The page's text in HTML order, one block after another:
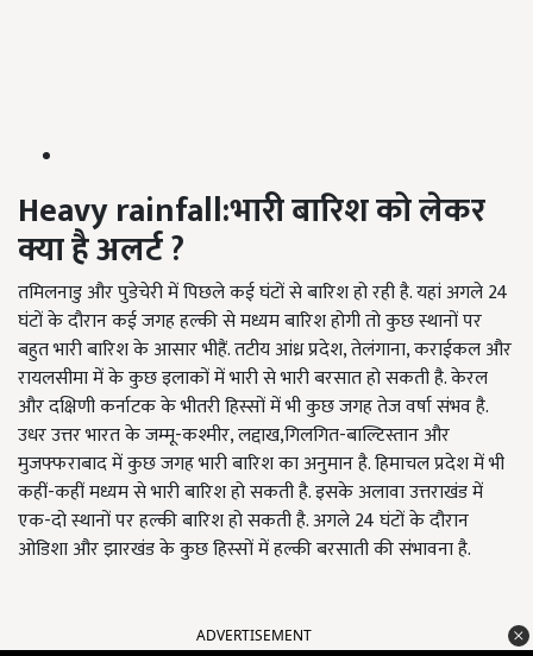
Heavy rainfall:भारी बारिश को लेकर
क्या है अलर्ट?
तमिलनाडु और पुडेचेरी में पिछले कई घंटों से बारिश हो रही है. यहां अगले 24
घंटों के दौरान कई जगह हल्की से मध्यम बारिश होगी तो कुछ स्थानों पर
बहुत भारी बारिश के आसार भीहैं. तटीय आंध्र प्रदेश, तेलंगाना, कराईकल और
रायलसीमा में के कुछ इलाकों में भारी से भारी बरसात हो सकती है. केरल
और दक्षिणी कर्नाटक के भीतरी हिस्सों में भी कुछ जगह तेज वर्षा संभव है.
उधर उत्तर भारत के जम्मू-कश्मीर, लद्दाख,गिलगित-बाल्टिस्तान और
मुजफ्फराबाद में कुछ जगह भारी बारिश का अनुमान है. हिमाचल प्रदेश में भी
कहीं-कहीं मध्यम से भारी बारिश हो सकती है. इसके अलावा उत्तराखंड में
एक-दो स्थानों पर हल्की बारिश हो सकती है. अगले 24 घंटों के दौरान
ओडिशा और झारखंड के कुछ हिस्सों में हल्की बरसाती की संभावना है.
ADVERTISEMENT